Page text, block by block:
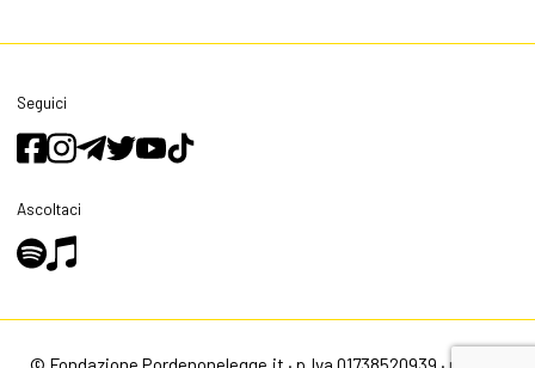
Seguici
Ascoltaci